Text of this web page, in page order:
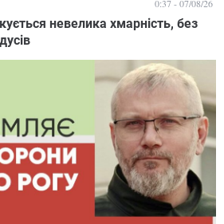
невелика хмарність, без
0:37 - 07/08/26